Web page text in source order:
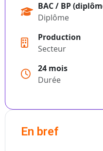
BAC / BP
Diplôme
Production
Secteur
24 mois
Durée
En bref